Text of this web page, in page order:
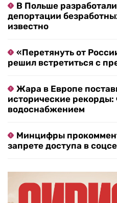
В Польше
депортации
известно
«Перетянуть от
решил встретиться с
Жара в Европе
исторические рекорды:
водоснабжением
Минцифры
запрете доступа в